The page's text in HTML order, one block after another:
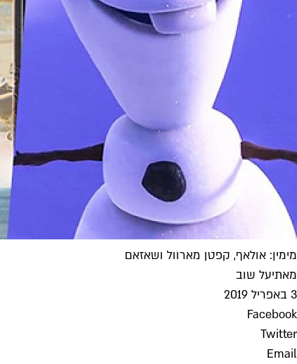
מימין: אולאף, קפטן מארוול ושאזאם
מאתיעל שוב
3 באפריל 2019
Facebook
Twitter
Email